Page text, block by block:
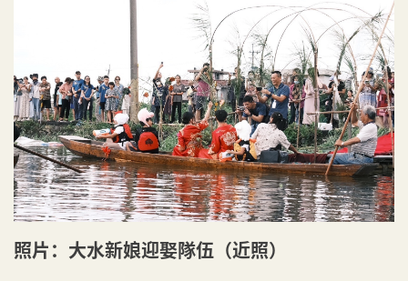
照片：大水新娘迎娶隊伍（近照）